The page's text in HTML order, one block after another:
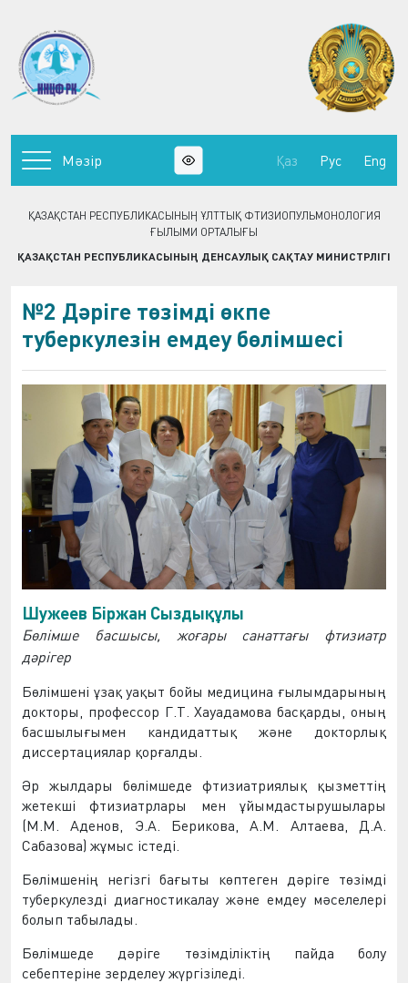
ҚАЗАҚСТАН РЕСПУБЛИКАСЫНЫҢ ҰЛТТЫҚ ФТИЗИОПУЛЬМОНОЛОГИЯ
ҒЫЛЫМИ ОРТАЛЫҒЫ
ҚАЗАҚСТАН РЕСПУБЛИКАСЫНЫҢ ДЕНСАУЛЫҚ САҚТАУ МИНИСТРЛІГІ
Мәзір Қаз Рус Eng
№2 Дәріге төзімді өкпе
туберкулезін емдеу бөлімшесі
Шужеев Біржан Сыздықұлы
Бөлімше басшысы, жоғары санаттағы фтизиатр
дәрігер
Бөлімшені ұзақ уақыт бойы медицина ғылымдарының
докторы, профессор Г.Т.Хауадамова басқарды,оның
басшылығымен
кандидаттық және
докторлық
диссертациялар қорғалды.
Әр жылдары бөлімшеде фтизиатриялық қызметтің
жетекші фтизиатрлары мен ұйымдастырушылары
(М.М. Аденов, Э.А. Берикова, А.М. Алтаева, Д.А.
Сабазова) жұмыс істеді.
Бөлімшенің негізгі бағыты көптеген дәріге төзімді
туберкулезді диагностикалау және емдеу мәселелері
болып табылады.
Бөлімшеде дәріге төзімділіктің пайда болу
себептеріне зерделеу жүргізіледі.